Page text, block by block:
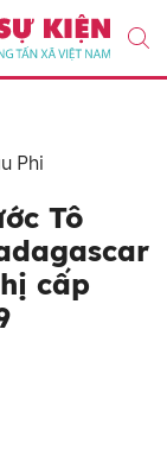
Phi
Tô
cấp